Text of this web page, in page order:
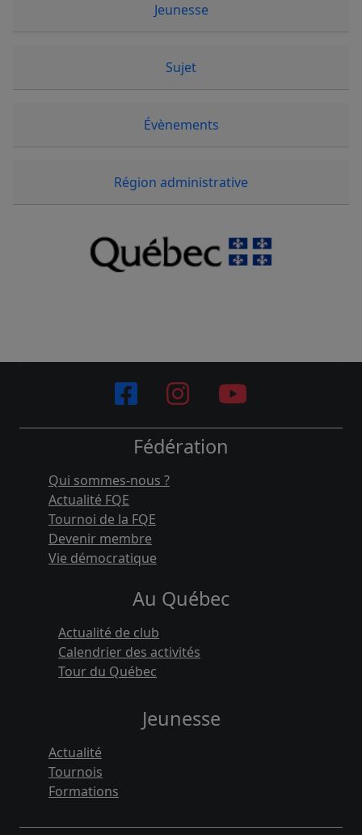
Jeunesse
Sujet
Évènements
Région administrative
Fédération
Qui sommes-nous ?
Actualité FQE
Tournoi de la FQE
Devenir membre
Vie démocratique
Au Québec
Actualité de club
Calendrier des activités
Tour du Québec
Jeunesse
Actualité
Tournois
Formations